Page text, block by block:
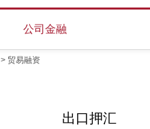
公司金融
> 贸易融资
出口押汇